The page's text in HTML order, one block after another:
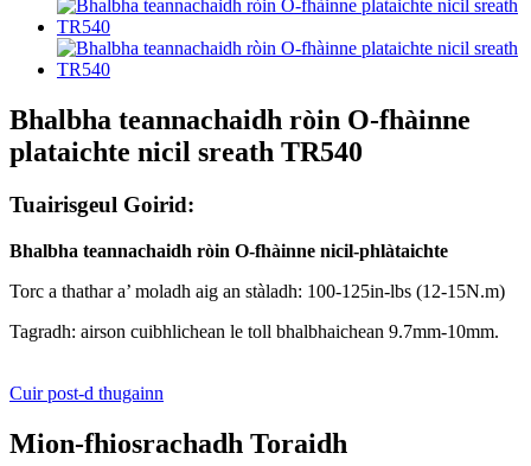
Bhalbha teannachaidh ròin O-fhàinne
plataichte nicil sreath TR540
Tuairisgeul Goirid:
Bhalbha teannachaidh ròin O-fhàinne nicil-phlàtaichte
Torc a thathar a’ moladh aig an stàladh: 100-125in-lbs (12-15N.m)
Tagradh: airson cuibhlichean le toll bhalbhaichean 9.7mm-10mm.
Cuir post-d thugainn
Mion-fhiosrachadh Toraidh